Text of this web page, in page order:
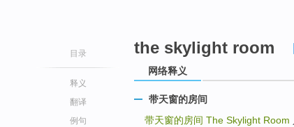
目录
释义
翻译
例句
the skylight room
网络释义
带天窗的房间
带天窗的房间 The Skylight Room